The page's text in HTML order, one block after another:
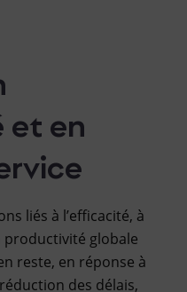
en
liés à l’efficacité, à
productivité globale
reste, en réponse à
des délais,